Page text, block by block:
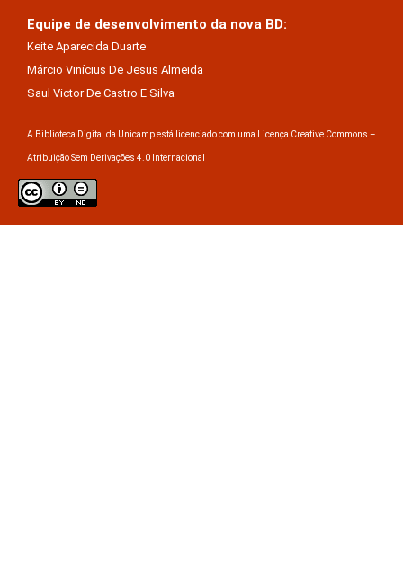
Equipe de desenvolvimento da nova BD:
Keite Aparecida Duarte
Márcio Vinícius De Jesus Almeida
Saul Victor De Castro E Silva
A Biblioteca Digital da Unicamp está licenciado com uma Licença Creative Commons –
Atribuição Sem Derivações 4.0 Internacional